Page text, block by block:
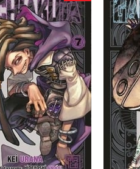
İndirim
%50İndirim